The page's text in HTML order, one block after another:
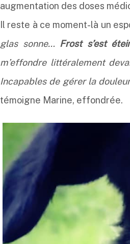
augmentation des doses
Il reste à ce moment-là un
glas sonne… Frost s’est
m’effondre littéralement
Incapables de gérer la
témoigne Marine, effondrée.